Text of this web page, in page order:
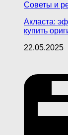
Советы и
Акласта:
купить
22.05.2025